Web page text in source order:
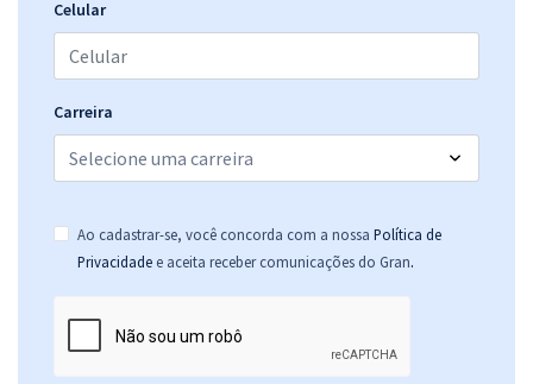
Economize R$ 101,96 (-20%)
Comprar
TRE MT - Tribunal Regional Eleitoral de Mato Grosso - Conhecimentos
Especialidade: Contabilidade
R$ 223,84à vista
R$18,65
Economize R$ 55,96 (-20%)
Comprar
Celular
Carreira
Ao cadastrar-se, você concorda com a nossa Política de
Privacidade e aceita receber comunicações do Gran.